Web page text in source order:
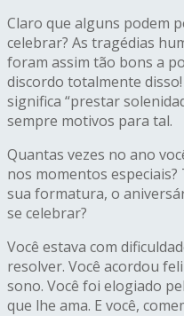
Claro que alguns podem
celebrar? As tragédias
foram assim tão bons a
discordo totalmente
significa “prestar
sempre motivos para tal.
Quantas vezes no ano
nos momentos
sua formatura, o
se celebrar?
Você estava com
resolver. Você acordou
sono. Você foi elogiado
que lhe ama. E você,